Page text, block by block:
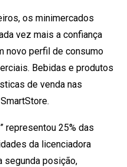
os minimercados
vez mais a confiança
novo perfil de consumo
Bebidas e produtos
de venda nas
representou 25% das
da licenciadora
segunda posição,